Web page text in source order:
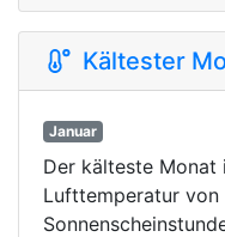
Kältester
Januar
Der kälteste
Lufttemperatur von